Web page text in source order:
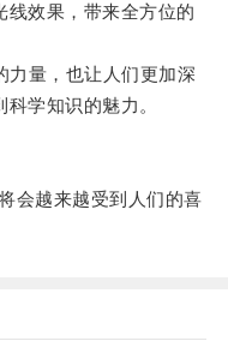
线效果，带来全方位的
量，也让人们更加深
学知识的魅力。
越来越受到人们的喜